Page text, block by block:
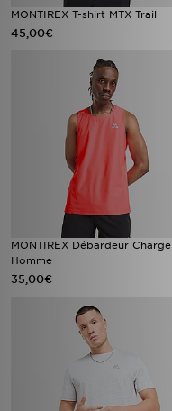
MONTIREX T-shirt MTX Trail
45,00€
MONTIREX Débardeur Charge
Homme
35,00€